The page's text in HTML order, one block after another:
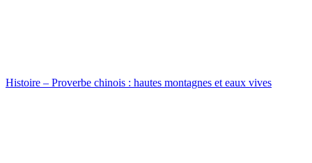
Histoire – Proverbe chinois : hautes montagnes et eaux vives